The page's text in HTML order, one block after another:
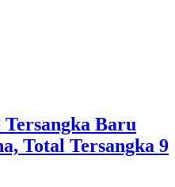
Baru
Total Tersangka 9